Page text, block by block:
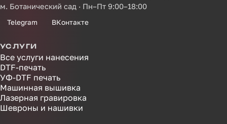
м. Ботанический сад · Пн–Пт 9:00–18:00
Telegram ВКонтакте
УСЛУГИ
Все услуги нанесения
DTF-печать
УФ-DTF печать
Машинная вышивка
Лазерная гравировка
Шевроны и нашивки